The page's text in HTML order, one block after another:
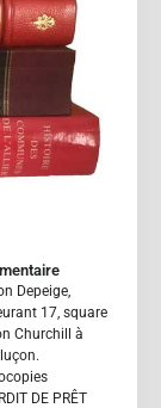
Depeige,
17, square
Churchill à
DE PRÊT